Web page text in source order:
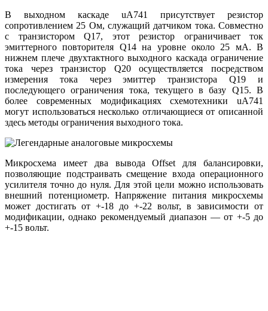
В выходном каскаде uA741 присутствует резистор
сопротивлением 25 Ом, служащий датчиком тока. Совместно
с транзистором Q17, этот резистор ограничивает ток
эмиттерного повторителя Q14 на уровне около 25 мА. В
нижнем плече двухтактного выходного каскада ограничение
тока через транзистор Q20 осуществляется посредством
измерения тока через эмиттер транзистора Q19 и
последующего ограничения тока, текущего в базу Q15. В
более современных модификациях схемотехники uA741
могут использоваться несколько отличающиеся от описанной
здесь методы ограничения выходного тока.
Микросхема имеет два вывода Offset для балансировки,
позволяющие подстраивать смещение входа операционного
усилителя точно до нуля. Для этой цели можно использовать
внешний потенциометр. Напряжение питания микросхемы
может достигать от +-18 до +-22 вольт, в зависимости от
модификации, однако рекомендуемый диапазон — от +-5 до
+-15 вольт.